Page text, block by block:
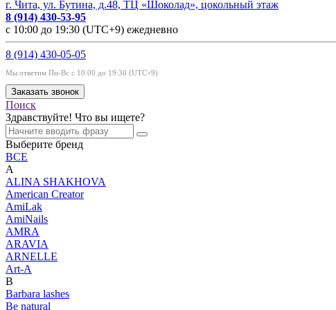
г. Чита, ул. Бутина, д.48, ТЦ «Шоколад», цокольный этаж
8 (914) 430-53-95
с 10:00 до 19:30 (UTC+9) ежедневно
8 (914) 430-05-05
Мы ответим Пн-Вс с 10:00 до 19:30 (UTC+9)
Заказать звонок
Поиск
Здравствуйте! Что вы ищете?
Выберите бренд
ВСЕ
A
ALINA SHAKHOVA
American Creator
AmiLak
AmiNails
AMRA
ARAVIA
ARNELLE
Art-A
B
Barbara lashes
Be natural